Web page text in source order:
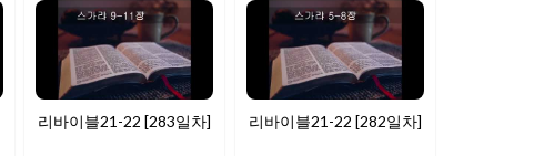
리바이블21-22 [283일차] 리바이블21-22 [282일차]